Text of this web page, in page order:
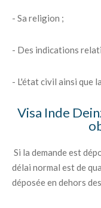
- Sa religion ;
- Des indications
- L'état civil ainsi que
Visa Inde
Si la demande est
délai normal est de
déposée en dehors